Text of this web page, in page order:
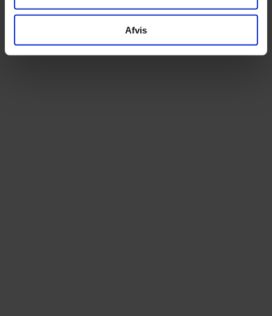
Afvis